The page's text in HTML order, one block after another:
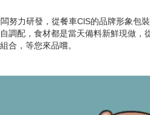
努力研發，從餐車ClS的品牌形象包
調配，食材都是當天備料新鮮現做
合，等您來品嚐。